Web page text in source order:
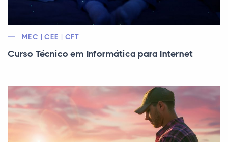
MEC | CEE | CFT
Curso Técnico em Informática para Internet